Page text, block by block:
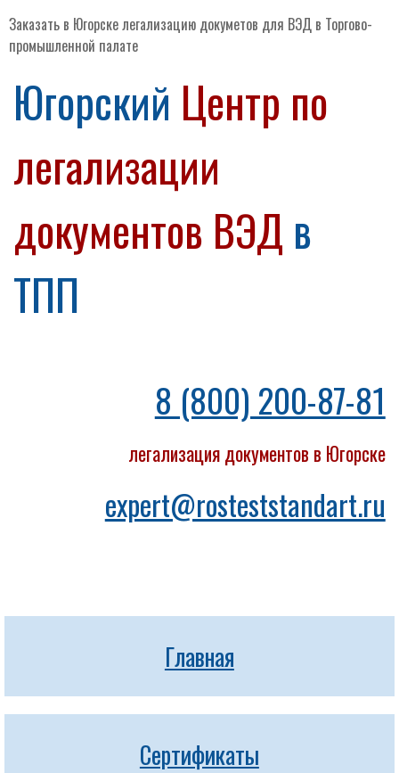
Заказать в Югорске легализацию докуметов для ВЭД в Торгово-
промышленной палате
Югорский Центр по
легализации
документов ВЭД в
ТПП
8 (800) 200-87-81
легализация документов в Югорске
expert@rosteststandart.ru
Главная
Сертификаты